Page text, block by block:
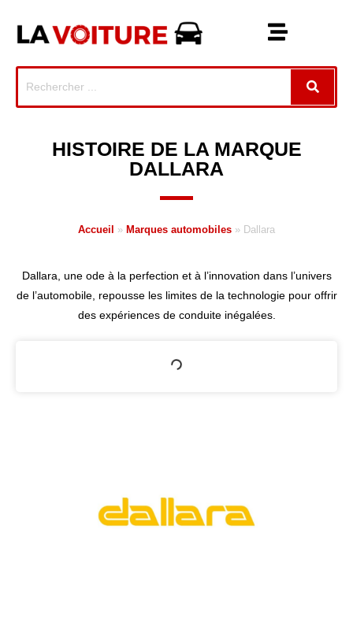
HISTOIRE DE LA MARQUE
DALLARA
Accueil » Marques automobiles » Dallara
Dallara, une ode à la perfection et à l’innovation dans l’univers
de l’automobile, repousse les limites de la technologie pour offrir
des expériences de conduite inégalées.